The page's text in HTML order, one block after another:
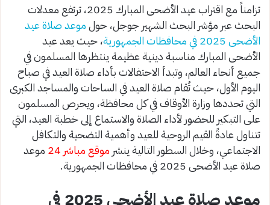
تزامناً مع اقتراب عيد الأضحى المبارك 2025، ترتفع معدلات
البحث عبر مؤشر البحث الشهير جوجل، حولموعد صلاة عيد
الأضحى 2025 في محافظات الجمهورية
، حيث يعد عيد
الأضحى المبارك مناسبة دينية عظيمة ينتظرها المسلمون في
جميع أنحاء العالم، وتبدأ الاحتفالات بأداء صلاة العيد في صباح
اليوم الأول، حيث تُقام صلاة العيد في الساحات والمساجد الكبرى
التي تحددها وزارة الأوقاف في كل محافظة، ويحرص المسلمون
على التبكير للحضور لأداء الصلاة والاستماع إلى خطبة العيد، التي
تتناول عادةً القيم الروحية للعيد وأهمية التضحية والتكافل
الاجتماعي، وخلال السطور التالية ينشر موقع مباشر 24
موعد
صلاة عيد الأضحى 2025 في محافظات الجمهورية.
موعد صلاة عيد الأضحى 2025 في